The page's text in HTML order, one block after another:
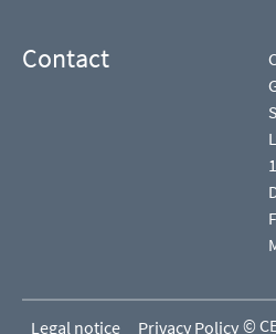
Contact
Legal notice Privacy Policy ©